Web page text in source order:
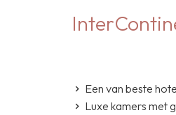
Een van beste
Luxe kamers met